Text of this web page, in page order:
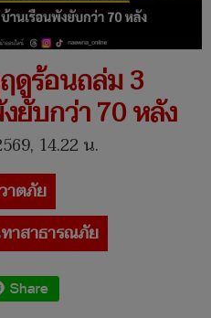
ดูร้อนถล่ม 3
ยับกว่า 70 หลัง
14.22 น.
วาตภัย
าสาธารณภัย